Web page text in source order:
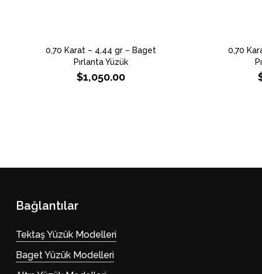
0,70 Karat – 4,44 gr – Baget
Pırlanta Yüzük
$1,050.00
0,70
Bağlantılar
Tektaş Yüzük Modelleri
Baget Yüzük Modelleri